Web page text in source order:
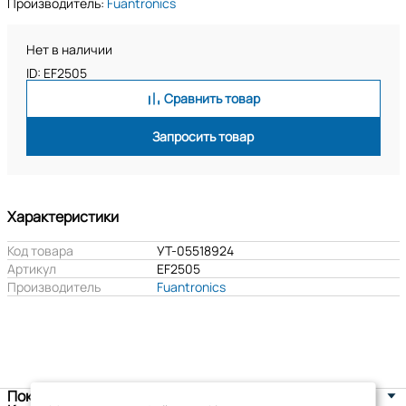
Нет в наличии
ID: EF2505
Сравнить товар
Запросить товар
Характеристики
Код товара
УТ-05518924
Артикул
EF2505
Производитель
Fuantronics
Покупателям